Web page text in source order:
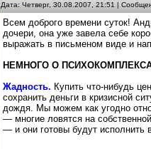
Дата: Четверг, 30.08.2007, 21:51 |
Всем доброго времени суток!
дочери, она уже завела себе
выражать в письменом виде и
НЕМНОГО О
Жадность. Купить что-нибудь
сохранить деньги в кризисной
дождя. Мы можем как угодно
— многие ловятся на
— и они готовы будут исполнить